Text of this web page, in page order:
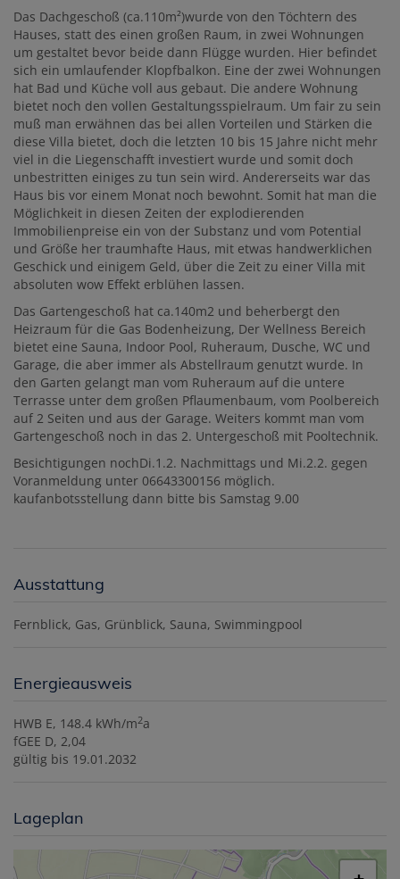
Das Dachgeschoß (ca.110m²)wurde von den Töchtern des
Hauses, statt des einen großen Raum, in zwei Wohnungen
um gestaltet bevor beide dann Flügge wurden. Hier befindet
sich ein umlaufender Klopfbalkon. Eine der zwei Wohnungen
hat Bad und Küche voll aus gebaut. Die andere Wohnung
bietet noch den vollen Gestaltungsspielraum. Um fair zu sein
muß man erwähnen das bei allen Vorteilen und Stärken die
diese Villa bietet, doch die letzten 10 bis 15 Jahre nicht mehr
viel in die Liegenschafft investiert wurde und somit doch
unbestritten einiges zu tun sein wird. Andererseits war das
Haus bis vor einem Monat noch bewohnt. Somit hat man die
Möglichkeit in diesen Zeiten der explodierenden
Immobilienpreise ein von der Substanz und vom Potential
und Größe her traumhafte Haus, mit etwas handwerklichen
Geschick und einigem Geld, über die Zeit zu einer Villa mit
absoluten wow Effekt erblühen lassen.
Das Gartengeschoß hat ca.140m2 und beherbergt den
Heizraum für die Gas Bodenheizung, Der Wellness Bereich
bietet eine Sauna, Indoor Pool, Ruheraum, Dusche, WC und
Garage, die aber immer als Abstellraum genutzt wurde. In
den Garten gelangt man vom Ruheraum auf die untere
Terrasse unter dem großen Pflaumenbaum, vom Poolbereich
auf 2 Seiten und aus der Garage. Weiters kommt man vom
Gartengeschoß noch in das 2. Untergeschoß mit Pooltechnik.
Besichtigungen nochDi.1.2. Nachmittags und Mi.2.2. gegen
Voranmeldung unter 06643300156 möglich.
kaufanbotsstellung dann bitte bis Samstag 9.00
Ausstattung
Fernblick Gas Grünblick Sauna Swimmingpool
Energieausweis
HWB E, 148.4 kWh/m2a
fGEE D, 2,04
gültig bis 19.01.2032
Lageplan